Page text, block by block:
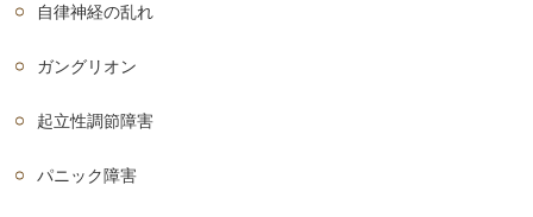
自律神経の乱れ
ガングリオン
起立性調節障害
パニック障害